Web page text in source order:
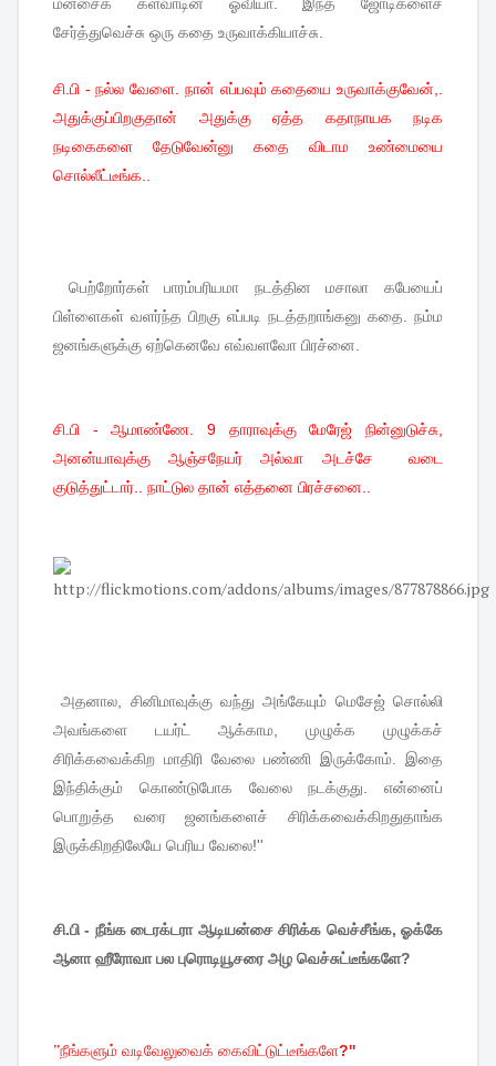
மனசைக்
களவாடின ஓவியா.இந்த
ஜோடிகளைச்
சேர்த்துவெச்சு ஒரு கதை உருவாக்கியாச்சு.
சி.பி - நல்ல வேளை. நான் எப்பவும் கதையை உருவாக்குவேன்,.
அதுக்குப்பிறகுதான் அதுக்கு ஏத்த கதாநாயக நடிக
நடிகைகளை தேடுவேன்னு கதை விடாம உண்மையை
சொல்லீட்டீங்க..
பெற்றோர்கள் பாரம்பரியமா நடத்தின மசாலா
கபேயைப்
பிள்ளைகள் வளர்ந்த பிறகு எப்படி நடத்தறாங்கனு கதை. நம்ம
ஜனங்களுக்கு ஏற்கெனவே எவ்வளவோ பிரச்னை.
சி.பி - ஆமாண்ணே. 9 தாராவுக்கு மேரேஜ் நின்னுடுச்சு,
அனன்யாவுக்கு ஆஞ்சநேயர் அல்வா அடச்சே வடை
குடுத்துட்டார்.. நாட்டுல தான் எத்தனை பிரச்சனை..
அதனால, சினிமாவுக்கு வந்து அங்கேயும் மெசேஜ் சொல்லி
அவங்களை
டயர்ட் ஆக்காம, முழுக்க
முழுக்கச்
சிரிக்கவைக்கிற மாதிரி வேலை பண்ணி இருக்கோம். இதை
இந்திக்கும்
கொண்டுபோக வேலை நடக்குது. என்னைப்
பொறுத்த
வரை ஜனங்களைச்
சிரிக்கவைக்கிறதுதாங்க
இருக்கிறதிலேயே பெரிய வேலை!''
சி.பி - நீங்க டைரக்டரா ஆடியன்சை சிரிக்க வெச்சீங்க, ஓக்கே
ஆனா ஹீரோவா பல புரொடியூசரை அழ வெச்சுட்டீங்களே?
''நீங்களும் வடிவேலுவைக் கைவிட்டுட்டீங்களே?''